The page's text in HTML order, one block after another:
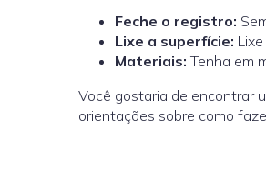
Feche o registro:
Lixe a superfície:
Materiais: Tenha em
Você gostaria de encontrar
orientações sobre como